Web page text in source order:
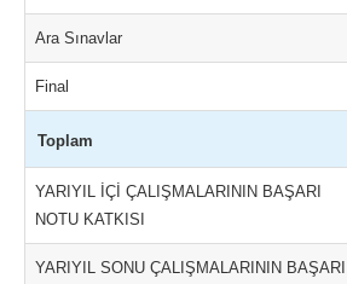
Ara Sınavlar
Final
Toplam
YARIYIL İÇİ ÇALIŞMALARININ BAŞARI
NOTU KATKISI
YARIYIL SONU ÇALIŞMALARININ BAŞARI